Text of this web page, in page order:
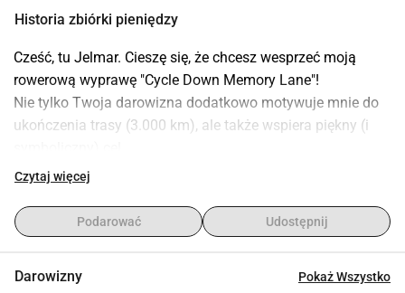
Historia zbiórki pieniędzy
Cześć, tu Jelmar. Cieszę się, że chcesz wesprzeć moją
rowerową wyprawę "Cycle Down Memory Lane"!
Nie tylko Twoja darowizna dodatkowo motywuje mnie do
ukończenia trasy (3.000 km), ale także wspiera piękny (i
Darowizny będą podzielone pomiędzy fundację Alzheimer
Więcej informacji znajdziesz na www.cdml.nl lub śledź
www.polarsteps.com/JelmarBlauw/9951012-cycle-down-
Czytaj więcej
Podarować Udostępnij
Darowizny Pokaż Wszystko